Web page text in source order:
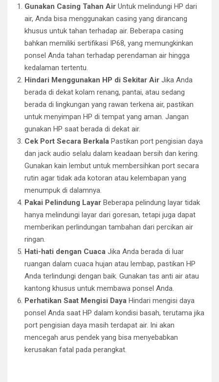
Gunakan Casing Tahan Air Untuk melindungi HP dari
air, Anda bisa menggunakan casing yang dirancang
khusus untuk tahan terhadap air. Beberapa casing
bahkan memiliki sertifikasi IP68, yang memungkinkan
ponsel Anda tahan terhadap perendaman air hingga
kedalaman tertentu.
Hindari Menggunakan HP di Sekitar Air Jika Anda
berada di dekat kolam renang, pantai, atau sedang
berada di lingkungan yang rawan terkena air, pastikan
untuk menyimpan HP di tempat yang aman. Jangan
gunakan HP saat berada di dekat air.
Cek Port Secara Berkala Pastikan port pengisian daya
dan jack audio selalu dalam keadaan bersih dan kering.
Gunakan kain lembut untuk membersihkan port secara
rutin agar tidak ada kotoran atau kelembapan yang
menumpuk di dalamnya.
Pakai Pelindung Layar Beberapa pelindung layar tidak
hanya melindungi layar dari goresan, tetapi juga dapat
memberikan perlindungan tambahan dari percikan air
ringan.
Hati-hati dengan Cuaca Jika Anda berada di luar
ruangan dalam cuaca hujan atau lembap, pastikan HP
Anda terlindungi dengan baik. Gunakan tas anti air atau
kantong khusus untuk membawa ponsel Anda.
Perhatikan Saat Mengisi Daya Hindari mengisi daya
ponsel Anda saat HP dalam kondisi basah, terutama jika
port pengisian daya masih terdapat air. Ini akan
mencegah arus pendek yang bisa menyebabkan
kerusakan fatal pada perangkat.